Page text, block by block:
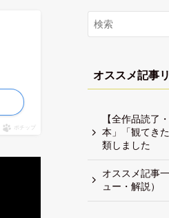
ポチップ
オススメ記事
【全作品読了
本」「観てき
類しました
オススメ記事
ュー・解説）